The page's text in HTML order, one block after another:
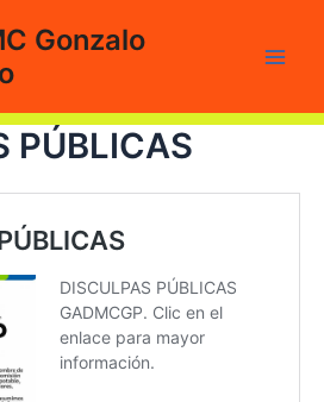
Gonzalo
PÚBLICAS